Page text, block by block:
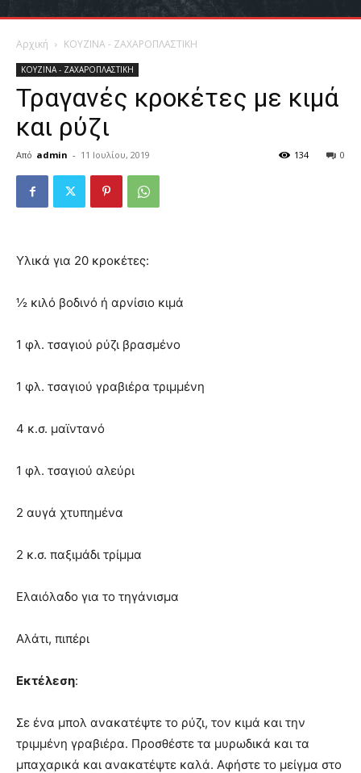
Αρχική ΚΟΥΖΙΝΑ - ΖΑΧΑΡΟΠΛΑΣΤΙΚΗ
ΚΟΥΖΙΝΑ - ΖΑΧΑΡΟΠΛΑΣΤΙΚΗ
Τραγανές κροκέτες με κιμά
και ρύζι
Από admin - 11 Ιουλίου, 2019 0
134
Υλικά για 20 κροκέτες:
½ κιλό βοδινό ή αρνίσιο κιμά
1 φλ. τσαγιού ρύζι βρασμένο
1 φλ. τσαγιού γραβιέρα τριμμένη
4 κ.σ. μαϊντανό
1 φλ. τσαγιού αλεύρι
2 αυγά χτυπημένα
2 κ.σ. παξιμάδι τρίμμα
Ελαιόλαδο για το τηγάνισμα
Αλάτι, πιπέρι
Εκτέλεση:
Σε ένα μπολ ανακατέψτε το ρύζι, τον κιμά και την
τριμμένη γραβιέρα. Προσθέστε τα μυρωδικά και τα
μπαχαρικά και ανακατέψτε καλά. Αφήστε το μείγμα στο